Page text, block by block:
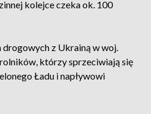
kolejce czeka ok. 100
z Ukrainą w woj.
którzy sprzeciwiają się
Ładu i napływowi